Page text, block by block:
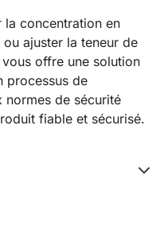
la concentration en
ajuster la teneur de
offre une solution
processus de
de sécurité
fiable et sécurisé.